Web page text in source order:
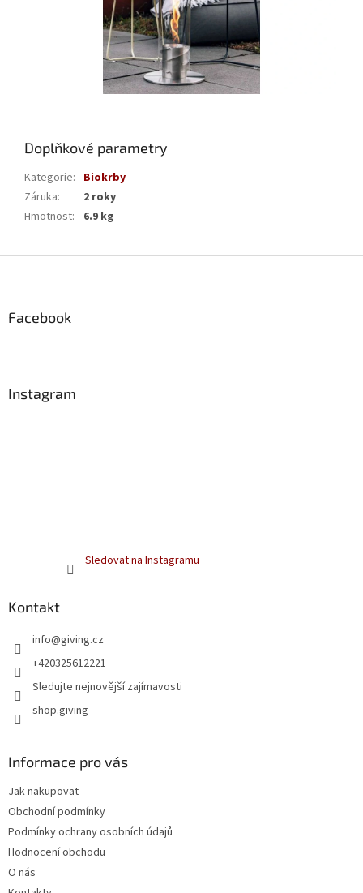
Doplňkové parametry
Kategorie: Biokrby
Záruka:
2 roky
Hmotnost: 6.9 kg
Facebook
Instagram
Sledovat na Instagramu
Kontakt
info@giving.cz
+420325612221
Sledujte nejnovější zajímavosti
shop.giving
Informace pro vás
Jak nakupovat
Obchodní podmínky
Podmínky ochrany osobních údajů
Hodnocení obchodu
O nás